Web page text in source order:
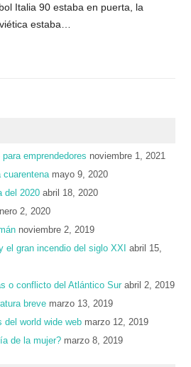
Italia 90 estaba en puerta, la
estaba…
emprendedores noviembre 1, 2021
cuarentena mayo 9, 2020
del 2020 abril 18, 2020
2, 2020
noviembre 2, 2019
el gran incendio del siglo XXI
abril 15,
o conflicto del Atlántico Sur abril 2, 2019
breve marzo 13, 2019
del world wide web marzo 12, 2019
de la mujer? marzo 8, 2019